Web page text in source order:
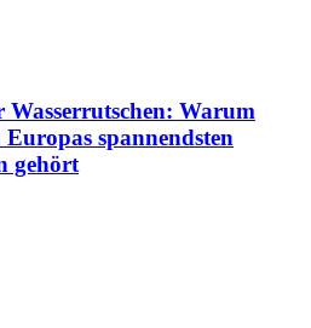
Warum
spannendsten
gehört